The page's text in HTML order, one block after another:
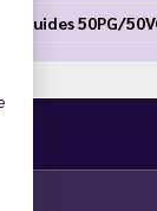
E-liquides 50PG/